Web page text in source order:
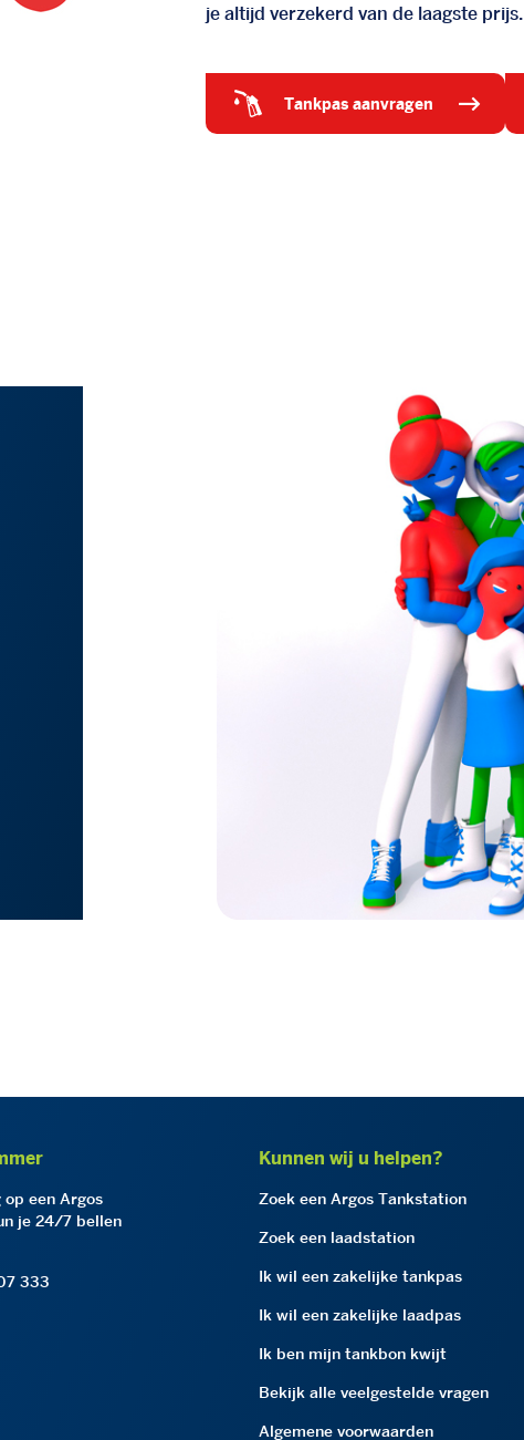
je altijd verzekerd van de laagste prijs.
tankpas aanvragen
een Argos
je 24/7 bellen
333
Kunnen wij u helpen?
Zoek een Argos Tankstation
Zoek een laadstation
Ik wil een zakelijke tankpas
Ik wil een zakelijke laadpas
Ik ben mijn tankbon kwijt
Bekijk alle veelgestelde vragen
Algemene voorwaarden